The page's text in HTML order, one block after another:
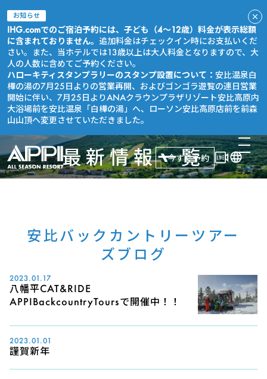
お知らせ
IHG.comでのご宿泊予約には、子ども（4～12歳）料金が表示総額
に含まれておりません。 追加料金はチェックイン時にお支払いくだ
さい。また、当ホテルでは13歳以上は大人料金となりますので、大
人の人数に含めてご予約ください。
ハローキティスタンプラリーのスタンプ設置について： 安比温泉白
樺の湯の7月25日よりの営業再開、およびゴンゴラ遊覧の連日営業
開始に伴い、7月25日よりANAクラウンプラザリゾート安比高原内
大浴場前を安比温泉「白樺の湯」へ、ローソン安比高原店前を前森
山山頂へ変更させていただきました。
今すぐ予約
最新情報一覧
安比バックカントリーツアー
ズブログ
2023.01.17
八幡平CAT&RIDE
APPIBackcountryToursで開催中！！
2023.01.01
謹賀新年